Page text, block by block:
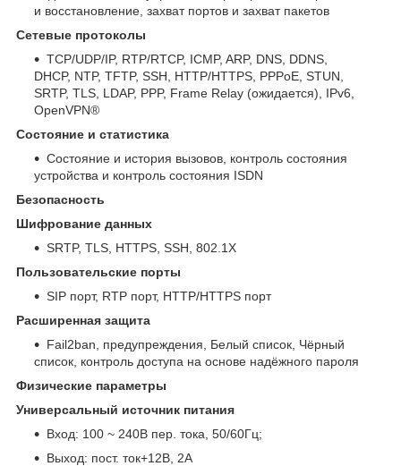
и восстановление, захват портов и захват пакетов
Сетевые протоколы
TCP/UDP/IP, RTP/RTCP, ICMP, ARP, DNS, DDNS,
DHCP, NTP, TFTP, SSH, HTTP/HTTPS, PPPoE, STUN,
SRTP, TLS, LDAP, PPP, Frame Relay (ожидается), IPv6,
OpenVPN®
Состояние и статистика
Состояние и история вызовов, контроль состояния
устройства и контроль состояния ISDN
Безопасность
Шифрование данных
SRTP, TLS, HTTPS, SSH, 802.1X
Пользовательские порты
SIP порт, RTP порт, HTTP/HTTPS порт
Расширенная защита
Fail2ban, предупреждения, Белый список, Чёрный
список, контроль доступа на основе надёжного пароля
Физические параметры
Универсальный источник питания
Вход: 100 ~ 240В пер. тока, 50/60Гц;
Выход: пост. ток+12В, 2A